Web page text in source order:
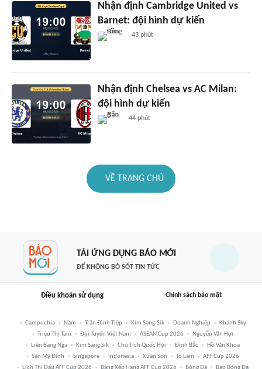
Nhận định Cambridge United vs
Barnet: đội hình dự kiến
43 phút
Nhận định Chelsea vs AC Milan:
đội hình dự kiến
44 phút
VỀ TRANG CHỦ
TẢI ỨNG DỤNG BÁO MỚI
ĐỂ KHÔNG BỎ SÓT TIN TỨC
Điều khoản sử dụng Chính sách bảo mật
Campuchia Năm Trần Đình Tiệp Kim Sang-Sik Doanh Nghiệp
Khánh Sky
Triệu Thị Tâm
Đội Tuyển Việt Nam ASEAN Cup 2026
Nguyễn Văn Hợi
Liên Bang Nga
Kim Sang Sik Chủ Tịch Quốc Hội Đình Bắc
Hồ Văn Khoa
Sân Mỹ Đình
Singapore Indonesia Xuân Son Tô Lâm
AFF Cup 2026
Lịch Thi Đấu AFF Cup 2026
Bảng Xếp Hạng AFF Cup 2026 Bóng Đá Báo Bóng Đá